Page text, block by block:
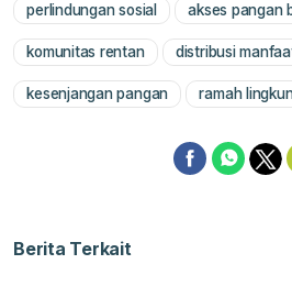
perlindungan sosial akses pangan
komunitas rentan distribusi
kesenjangan pangan ramah
Berita Terkait